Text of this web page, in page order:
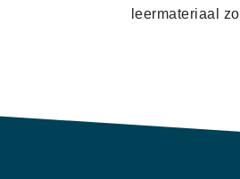
leermateriaal